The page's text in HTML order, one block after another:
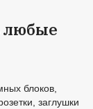
любые
блоков,
заглушки